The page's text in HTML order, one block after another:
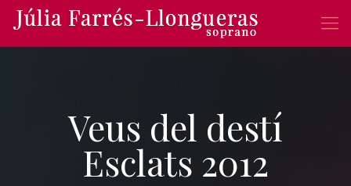
Veus del destí
Esclats 2012